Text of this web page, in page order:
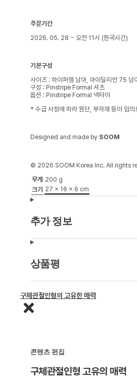
주문기간
2026. 05. 28 ~ 오전 11시 (한국시간)
기본구성
사이즈 : 하이퍼젬 남아, 아이딜리언 75 남
구성 : Pinstripe Formal 셔츠
옵션 : Pinstripe Formal 넥타이
* 수급 사정에 따라 원단, 부자재 등이 임
Designed and made by SOOM
© 2026 SOOM Korea Inc. All rights
무게 200 g
크기 27 × 16 × 6 cm
추가 정보
상품평
구체관절인형의 고유한 매력
콘텐츠 편집
구체관절인형 고유의 매력